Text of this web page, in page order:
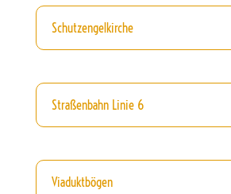
Schutzengelkirche
Straßenbahn Linie 6
Viaduktbögen